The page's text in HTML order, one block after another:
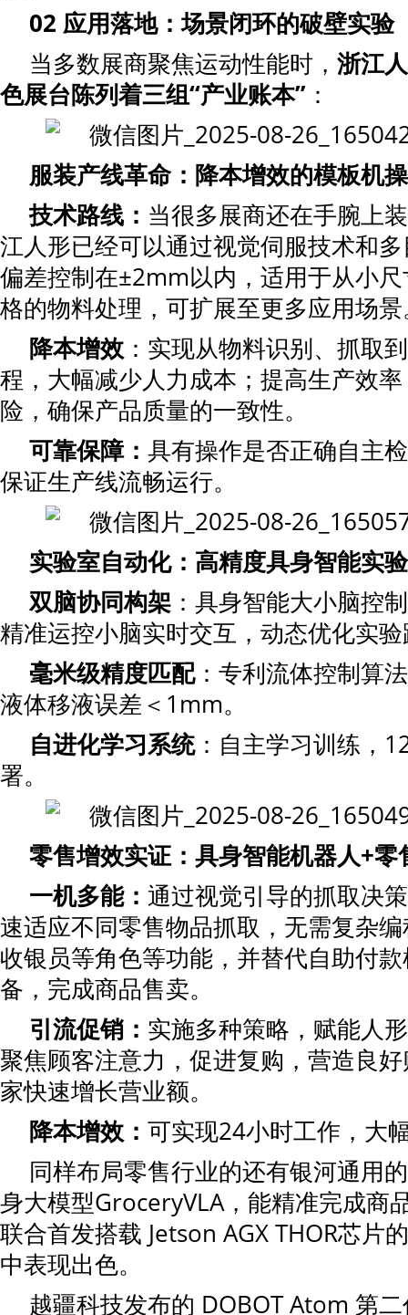
02 应用落地：场景闭环的破壁实验
当多数展商聚焦运动性能时， 浙江
色展台陈列着三组“产业账本” ：
服装产线革命： 降本增效的模板机
技术路线 ： 当很多展商还在手腕上
江人形已经可以通过视觉伺服技术和
偏差控制在±2mm以内，适用于从小
格的物料处理，可扩展至更多应用场
降本增效 ：实现从物料识别、抓取
程，大幅减少人力成本；提高生产效
险，确保产品质量的一致性。
可靠保障： 具有操作是否正确自主
保证生产线流畅运行。
实验室自动化：高精度具身智能实
双脑协同构架 ：具身智能大小脑控
精准运控小脑实时交互，动态优化实
毫米级精度匹配：专利流体控制算
液体移液误差＜1mm。
自进化学习系统：自主学习训练，
署。
零售增效实证：具身智能机器人+零
一机多能： 通过视觉引导的抓取决
速适应不同零售物品抓取，无需复杂
收银员等角色等功能，并替代自助付
备，完成商品售卖。
引流促销： 实施多种策略，赋能人
聚焦顾客注意力，促进复购，营造良
家快速增长营业额。
降本增效： 可实现24小时工作，大
同样布局零售行业的还有银河通用
身大模型GroceryVLA，能精准完成商
联合首发搭载 Jetson AGX THOR芯片
中表现出色。
越疆科技发布的 DOBOT Atom 第